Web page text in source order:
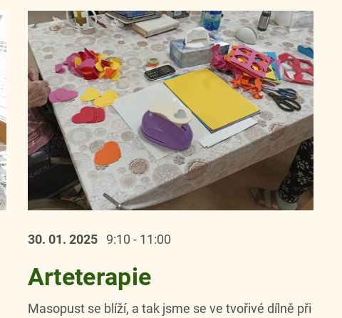
30. 01. 2025 9:10 - 11:00
Arteterapie
Masopust se blíží, a tak jsme se ve tvořivé dílně při